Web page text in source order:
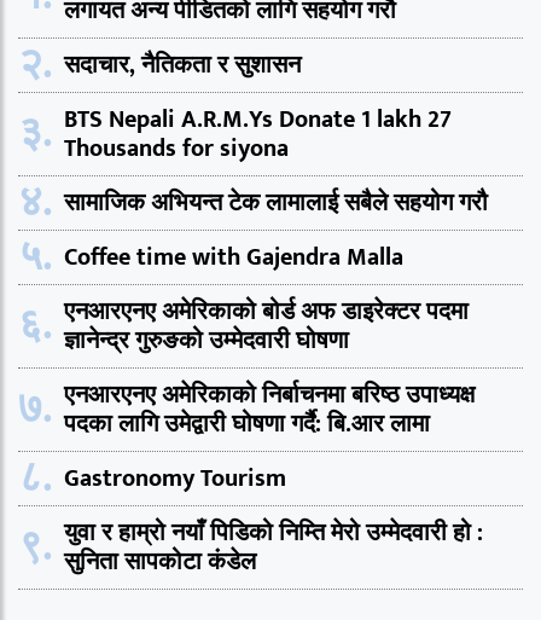
लगायत अन्य पीडितको लागि सहयोग गरौ
२. सदाचार, नैतिकता र सुशासन
३. BTS Nepali A.R.M.Ys Donate 1 lakh 27
Thousands for siyona
४. सामाजिक अभियन्त टेक लामालाई सबैले सहयोग गरौ
५. Coffee time with Gajendra Malla
६. एनआरएनए अमेरिकाको बोर्ड अफ डाइरेक्टर पदमा
ज्ञानेन्द्र गुरुङको उम्मेदवारी घोषणा
७. एनआरएनए अमेरिकाको निर्बाचनमा बरिष्ठ उपाध्यक्ष
पदका लागि उमेद्वारी घोषणा गर्दै: बि.आर लामा
८. Gastronomy Tourism
९. युवा र हाम्रो नयाँ पिडिको निम्ति मेरो उम्मेदवारी हो :
सुनिता सापकोटा कंडेल